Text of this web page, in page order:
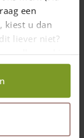
een
kiest u dan
liever niet?
welke cookies
te houden!
(met 7%
auto zitten. Wij
U loopt geen
activiteiten op